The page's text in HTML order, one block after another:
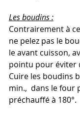
Les boudins :
Contrairement à
ne pelez pas le
le avant cuisson,
pointu pour éviter
Cuire les boudins
min.,  dans le four
préchauffé à 180°.